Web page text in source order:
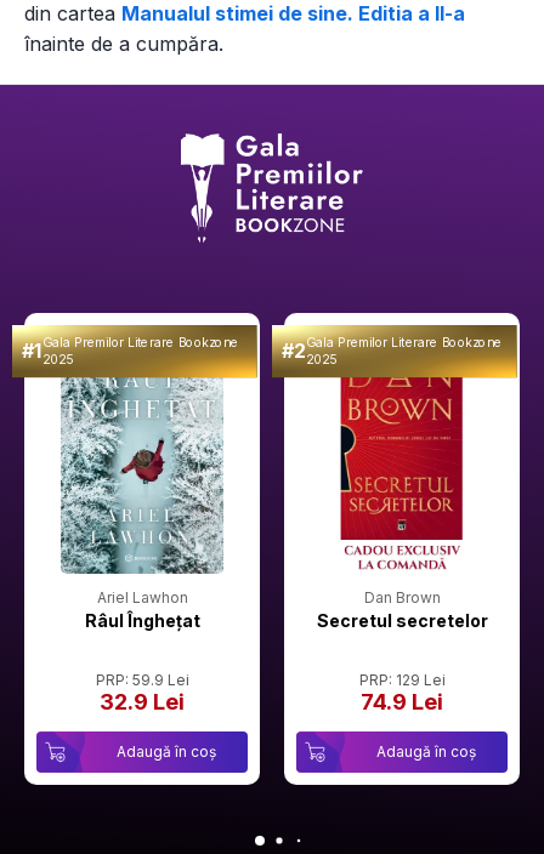
din cartea Manualul stimei de sine. Editia a II-a
înainte de a cumpăra.
#1Gala Premilor Literare Bookzone
2025
Ariel Lawhon
Râul Înghețat
PRP: 59.9 Lei
32.9 Lei
Adaugă în coș
#2Gala Premilor Literare Bookzone
2025
Dan Brown
Secretul secretelor
PRP: 129 Lei
74.9 Lei
Adaugă în coș